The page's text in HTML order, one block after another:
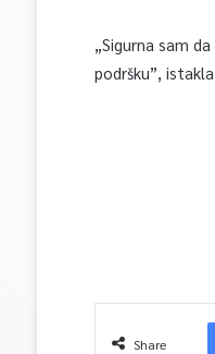
„Sigurna sam
podršku”,
Share